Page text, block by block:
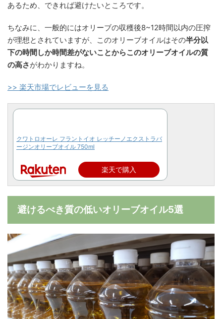
あるため、できれば避けたいところです。
ちなみに、一般的にはオリーブの収穫後8~12時間以内の圧搾
が理想とされていますが、このオリーブオイルはその半分以
下の時間しか時間差がないことからこのオリーブオイルの質
の高さがわかりますね。
>> 楽天市場でレビューを見る
クワトロオーレ フラントイオ レッチーノエクストラバ
ージンオリーブオイル 750ml
楽天で購入
避けるべき質の低いオリーブオイル5選